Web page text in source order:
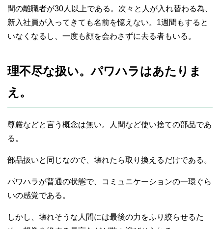
間の離職者が30人以上である。次々と人が入れ替わる為、
新入社員が入ってきても名前を憶えない。1週間もすると
いなくなるし、一度も顔を会わさずに去る者もいる。
理不尽な扱い。パワハラはあたりま
え。
尊厳などと言う概念は無い。人間など使い捨ての部品であ
る。
部品扱いと同じなので、壊れたら取り換えるだけである。
パワハラが普通の状態で、コミュニケーションの一環ぐら
いの感覚である。
しかし、壊れそうな人間には最後の力をふり絞らせるた